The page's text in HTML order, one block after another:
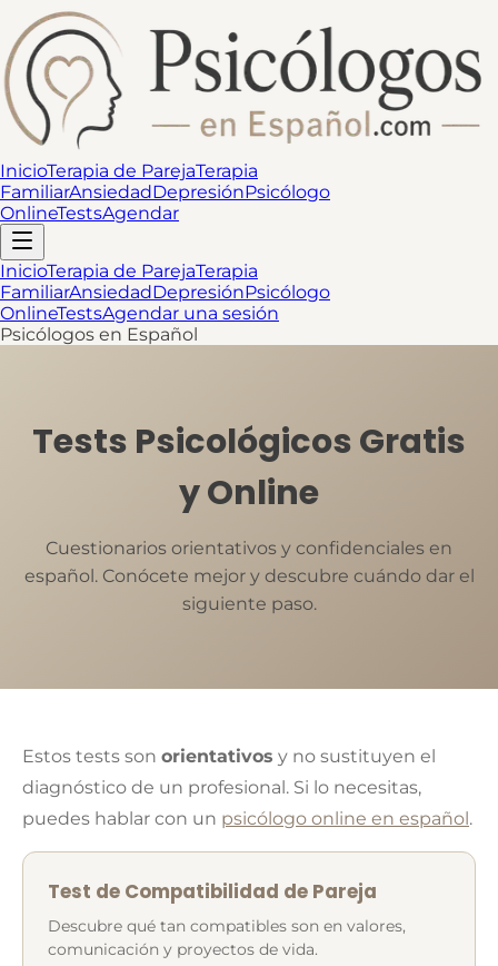
InicioTerapia de ParejaTerapia
FamiliarAnsiedadDepresiónPsicólogo
OnlineTestsAgendar
InicioTerapia de ParejaTerapia
FamiliarAnsiedadDepresiónPsicólogo
OnlineTestsAgendar una sesión
Psicólogos en Español
Tests Psicológicos Gratis
y Online
Cuestionarios orientativos y confidenciales en
español. Conócete mejor y descubre cuándo dar el
siguiente paso.
Estos tests son orientativos y no sustituyen el
diagnóstico de un profesional. Si lo necesitas,
puedes hablar con un psicólogo online en español.
Test de Compatibilidad de Pareja
Descubre qué tan compatibles son en valores,
comunicación y proyectos de vida.